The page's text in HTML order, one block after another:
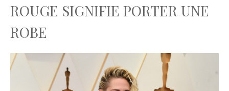
ROUGE SIGNIFIE PORTER UNE
ROBE